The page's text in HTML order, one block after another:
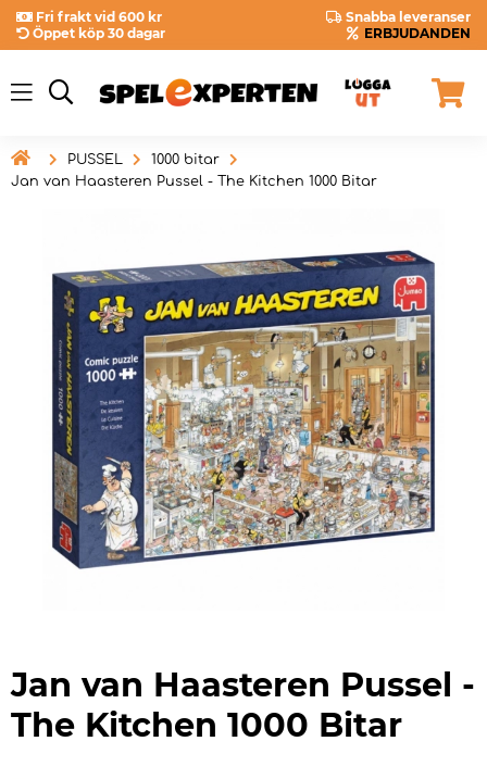
Fri frakt vid 600 kr
Snabba leveranser
Öppet köp 30 dagar
ERBJUDANDEN
 PUSSEL
1000 bitar
Jan van Haasteren Pussel - The Kitchen 1000 Bitar
Jan van Haasteren Pussel -
The Kitchen 1000 Bitar